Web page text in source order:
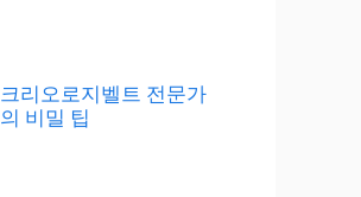
크리오로지벨트 전문가
의 비밀 팁